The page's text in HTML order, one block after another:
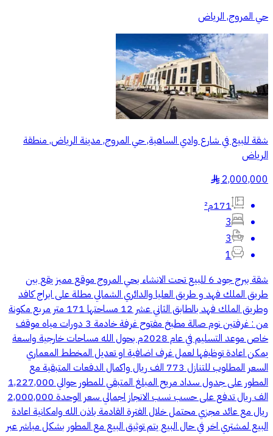
حي المروج, الرياض
شقة للبيع في شارع وادي الساهية, حي المروج, مدينة الرياض, منطقة
الرياض
2,000,000
§
171م²
3
3
1
شقة ببرج جود 6 للبيع تحت الانشاء بحي المروج موقع مميز يقع بين
طريق الملك فهد و طريق العليا والدائري الشمالي مطلة على ابراج كافد
وطريق الملك فهد بالطابق الثاني عشر 12 مساحتها 171 متر مربع مكونة
من : غرفتين نوم صالة مطبخ مفتوح غرفة خادمة 3 دورات مياه موقف
خاص موعد التسليم في عام 2028م بحول الله مساحات خارجية واسعة
يمكن اعادة توظيفها لعمل غرف اضافية او تعديل المخطط المعماري
السعر المطلوب للتنازل 773 الف ريال واكمال الدفعات المتبقية مع
المطور على جدول سداد مريح المبلغ المتبقي للمطور حوالي 1,227,000
الف ريال تدفع على حسب نسب الانجاز اجمالي سعر الوحدة 2,000,000
ريال مع عائد مجزي محتمل خلال الفترة القادمة باذن الله وامكانية اعادة
البيع لمشتري اخر في حال البيع يتم توثيق البيع مع المطور بشكل مباشر عبر